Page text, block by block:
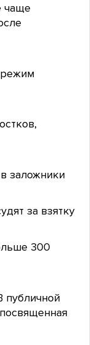
чаще
режим
заложники
за взятку
300
публичной